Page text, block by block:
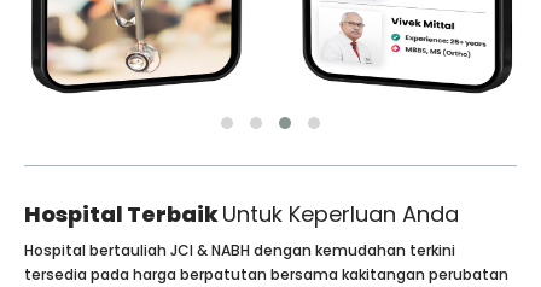
Hospital TerbaikUntuk Keperluan Anda
Hospital bertauliah JCI & NABH dengan kemudahan terkini
tersedia pada harga berpatutan bersama kakitangan perubatan